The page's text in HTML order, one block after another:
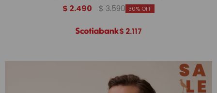
$ 2.490 $3.590 30
$ 2.117